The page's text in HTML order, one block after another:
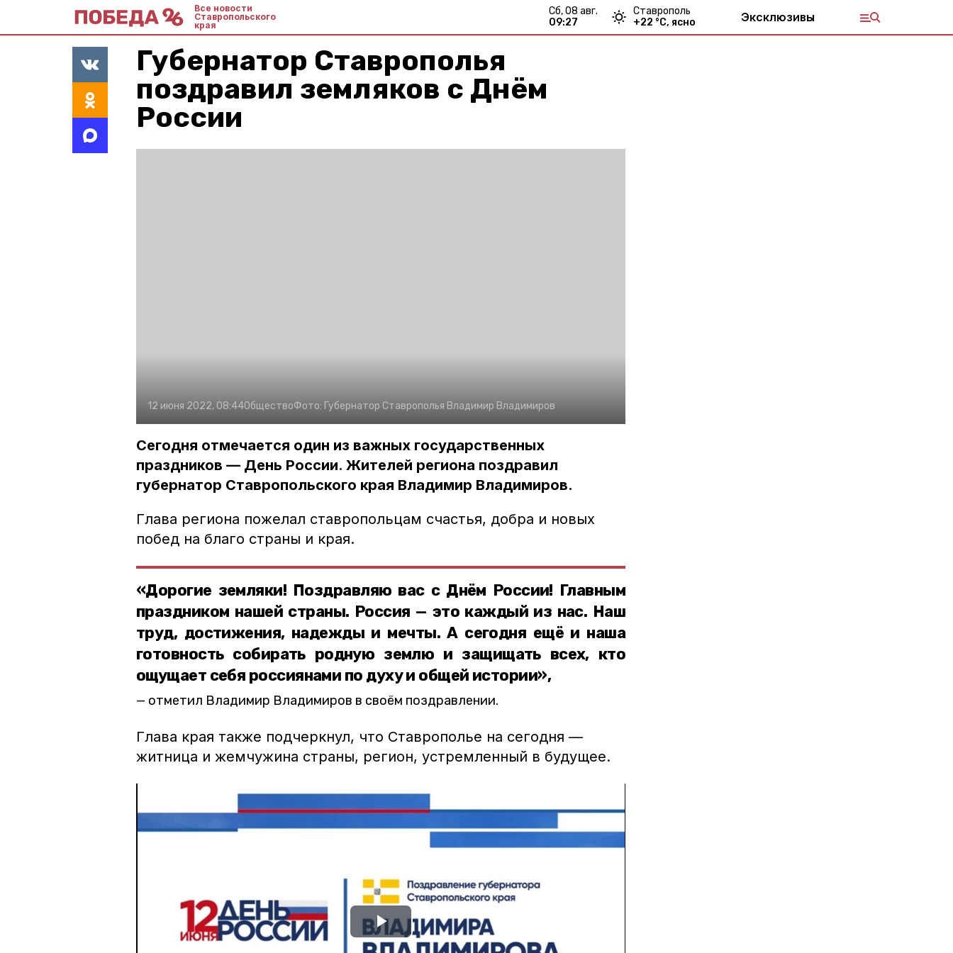
Все новости
Ставропольского
края
сб, 08 авг.
09:27
Ставрополь
+22 °С, ясно Эксклюзивы
Губернатор Ставрополья
поздравил земляков с Днём
России
12 июня 2022, 08:44ОбществоФото: Губернатор Ставрополья Владимир Владимиров
Сегодня отмечается один из важных государственных
праздников — День России. Жителей региона поздравил
губернатор Ставропольского края Владимир Владимиров.
Глава региона пожелал ставропольцам счастья, добра и новых
побед на благо страны и края.
«Дорогие земляки! Поздравляю вас с Днём России! Главным
праздником нашей страны. Россия — это каждый из нас. Наш
труд, достижения, надежды и мечты. А сегодня ещё и наша
готовность собирать родную землю и защищать всех, кто
ощущает себя россиянами по духу и общей истории»,
отметил Владимир Владимиров в своём поздравлении.
Глава края также подчеркнул, что Ставрополье на сегодня —
житница и жемчужина страны, регион, устремленный в будущее.
Play